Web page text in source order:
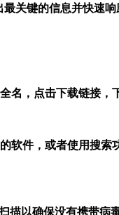
关键的信息并快速响
，点击下载链接，
软件，或者使用搜
以确保没有携带病